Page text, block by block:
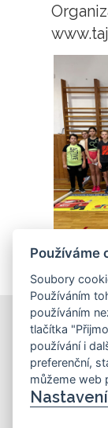
Používáme
Soubory
Používáním
používáním
tlačítka
používání i
preferenční,
můžeme web
Nastavení